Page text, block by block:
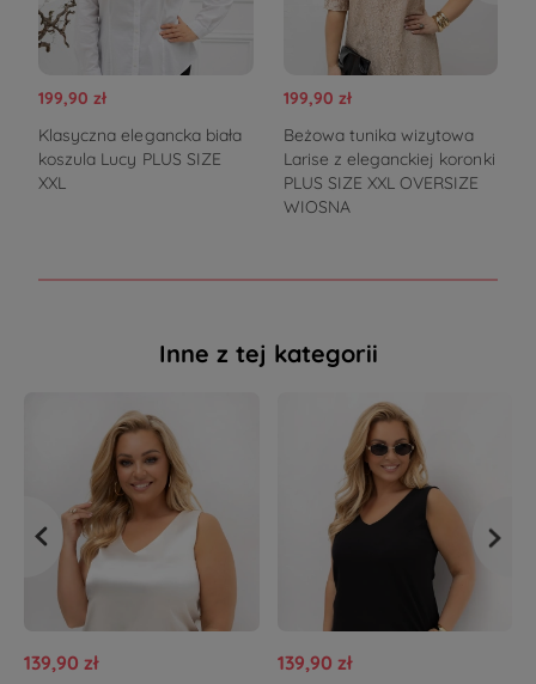
199,90 zł
Klasyczna elegancka biała
koszula Lucy PLUS SIZE
XXL
199,90 zł
Beżowa tunika wizytowa
Larise z eleganckiej koronki
PLUS SIZE XXL OVERSIZE
WIOSNA
Inne z tej kategorii
139,90 zł 139,90 zł